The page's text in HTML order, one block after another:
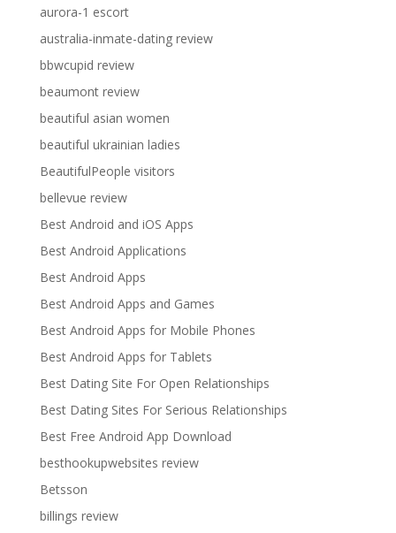
aurora-1 escort
australia-inmate-dating review
bbwcupid review
beaumont review
beautiful asian women
beautiful ukrainian ladies
BeautifulPeople visitors
bellevue review
Best Android and iOS Apps
Best Android Applications
Best Android Apps
Best Android Apps and Games
Best Android Apps for Mobile Phones
Best Android Apps for Tablets
Best Dating Site For Open Relationships
Best Dating Sites For Serious Relationships
Best Free Android App Download
besthookupwebsites review
Betsson
billings review